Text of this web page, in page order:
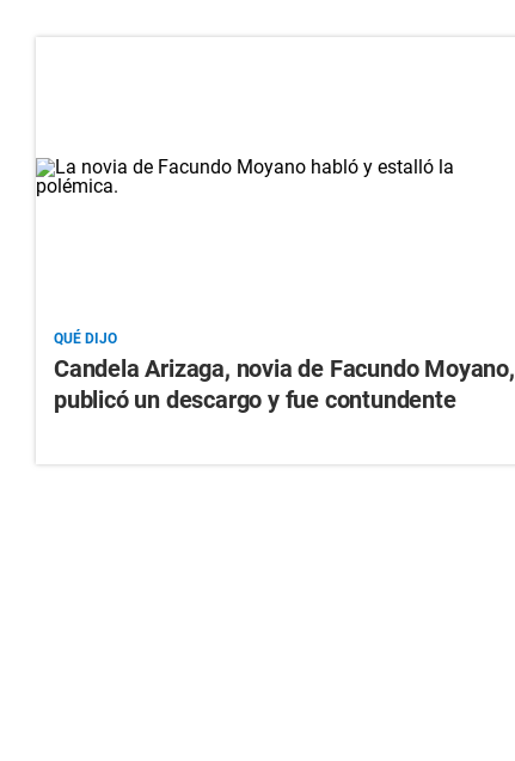
QUÉ DIJO
Candela Arizaga, novia de Facundo Moyano,
publicó un descargo y fue contundente